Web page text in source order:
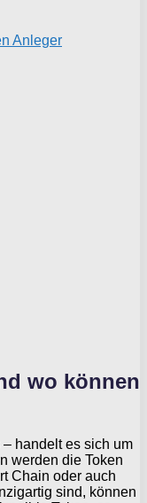
wo können
handelt es sich um
werden die Token
Chain oder auch
sind, können